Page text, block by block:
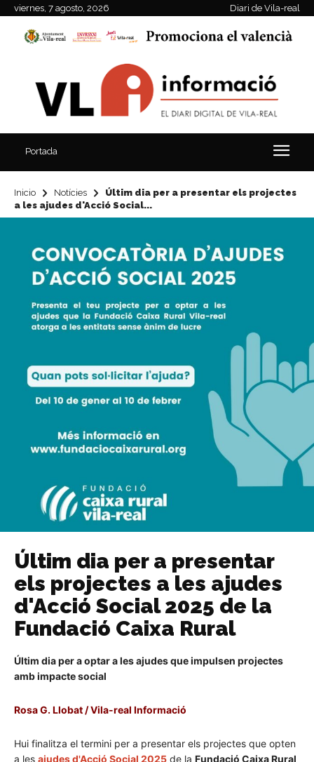
viernes, 7 agosto, 2026 Diari de Vila-real
Portada
Inicio Notícies
Últim dia per a presentar els projectes
a les ajudes d'Acció Social...
Últim dia per a presentar
els projectes a les ajudes
d'Acció Social 2025 de la
Fundació Caixa Rural
Últim dia per a optar a les ajudes que impulsen projectes
amb impacte social
Rosa G. Llobat / Vila-real Informació
Hui finalitza el termini per a presentar els projectes que opten
a les ajudes d'Acció Social 2025 de la Fundació Caixa Rural